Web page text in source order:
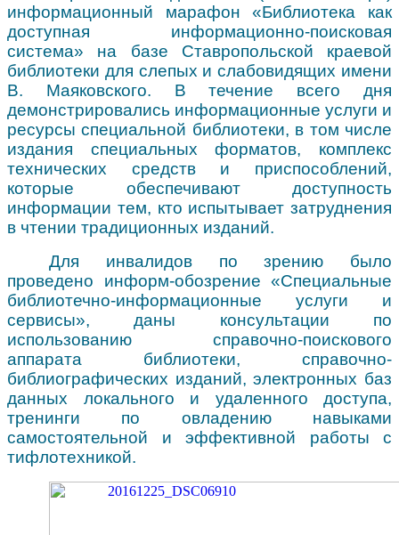
информационный марафон «Библиотека как
доступная информационно-поисковая
система» на базе Ставропольской краевой
библиотеки для слепых и слабовидящих имени
В. Маяковского. В течение всего дня
демонстрировались информационные услуги и
ресурсы специальной библиотеки, в том числе
издания специальных форматов, комплекс
технических средств и приспособлений,
которые обеспечивают доступность
информации тем, кто испытывает затруднения
в чтении традиционных изданий.
Для инвалидов по зрению было
проведено информ-обозрение «Специальные
библиотечно-информационные услуги и
сервисы», даны консультации по
использованию справочно-поискового
аппарата библиотеки, справочно-
библиографических изданий, электронных баз
данных локального и удаленного доступа,
тренинги по овладению навыками
самостоятельной и эффективной работы с
тифлотехникой.